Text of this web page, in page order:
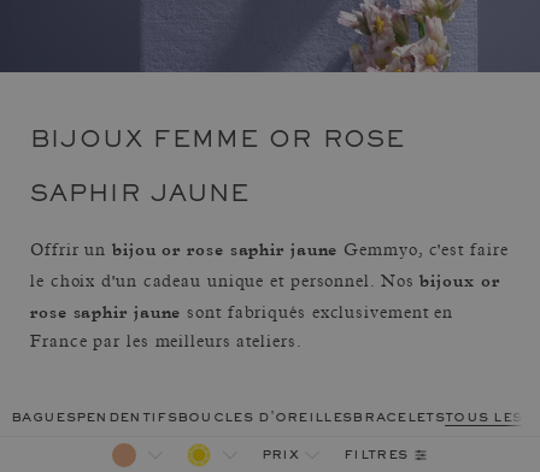
BIJOUX FEMME OR ROSE
SAPHIR JAUNE
Offrir un bijou or rose saphir jaune Gemmyo, c'est faire
le choix d'un cadeau unique et personnel. Nos bijoux or
rose saphir jaune sont fabriqués exclusivement en
France par les meilleurs ateliers.
baguespendentifsboucles d'oreillesbraceletstous les
prix filtres